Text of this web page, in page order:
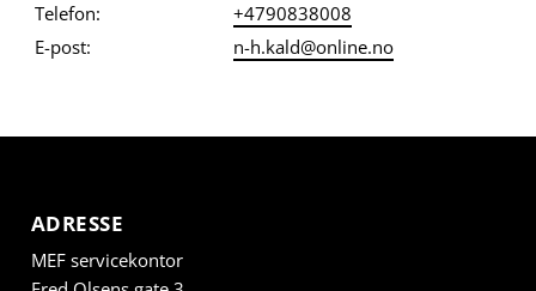
Telefon:
+4790838008
E-post:
n-h.kald@online.no
ADRESSE
MEF servicekontor